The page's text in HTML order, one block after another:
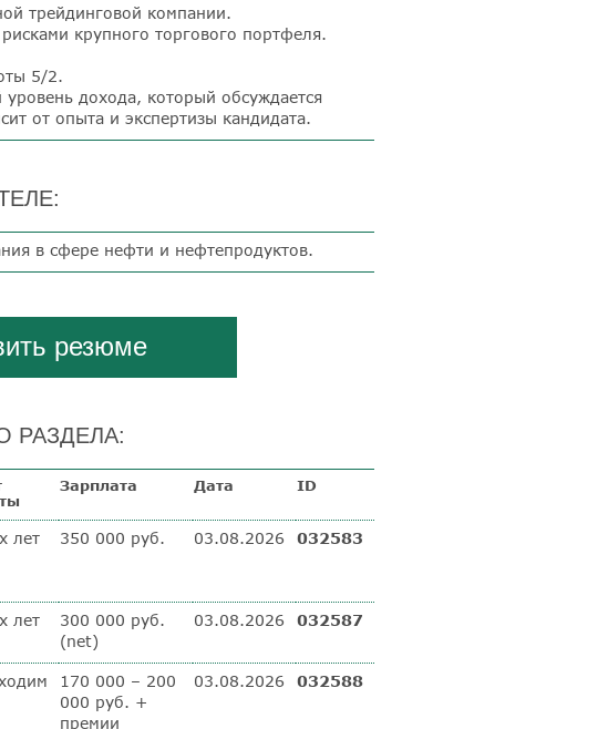
трейдинговой компании.
крупного торгового портфеля.
5/2.
дохода, который обсуждается
от опыта и экспертизы кандидата.
в сфере нефти и нефтепродуктов.
резюме
РАЗДЕЛА:
Зарплата Дата ID
лет 350 000 руб. 03.08.2026 032583
лет
300 000 руб.
(net)
03.08.2026 032587
170 000 – 200
000 руб. +
премии
03.08.2026 032588